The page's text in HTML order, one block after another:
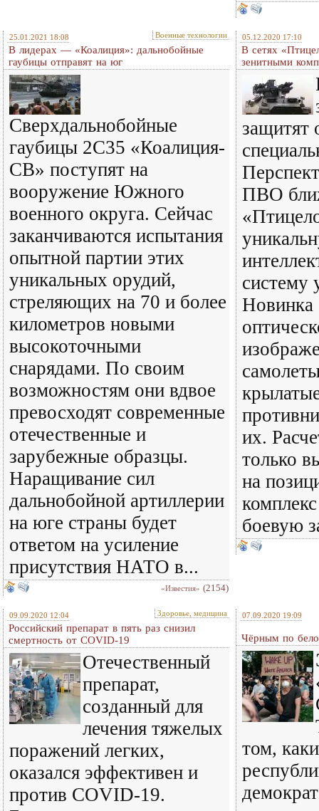
25.01.2021 18:08 Военные технологии
В лидерах — «Коалиция»: дальнобойные
гаубицы отправят на юг
Сверхдальнобойные
гаубицы 2С35 «Коалиция-
СВ» поступят на
вооружение Южного
военного округа. Сейчас
заканчиваются испытания
опытной партии этих
уникальных орудий,
стреляющих на 70 и более
километров новыми
высокоточными
снарядами. По своим
возможностям они вдвое
превосходят современные
отечественные и
зарубежные образцы.
Наращивание сил
дальнобойной артиллерии
на юге страны будет
ответом на усиление
присутствия НАТО в...
«Известия» (2154)
05.12.2020 17:10
В сетях
зенитными
защитят
ПВО
систему
Новинка
их.
только
на
боевую
09.09.2020 12:04 Здоровье, медицина
Российский препарат в пять раз снизил
смертность от COVID-19
Отечественный
препарат,
созданный для
лечения тяжелых
поражений легких,
оказался эффективен и
против COVID-19.
07.09.2020 19:09
Чёрным по
том,